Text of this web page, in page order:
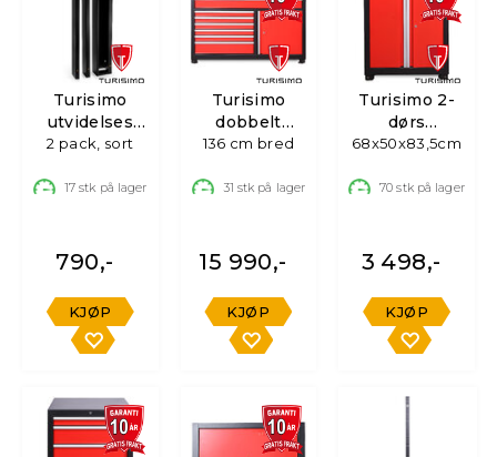
Turisimo
utvidelses
stolpe hjørne
2 pack, sort
17 stk på lager
790,-
KJØP
Turisimo
dobbelt
underskap
136 cm bred
31 stk på lager
15 990,-
KJØP
Turisimo 2-
dørs
underskap
68x50x83,5cm
70 stk på lager
3 498,-
KJØP